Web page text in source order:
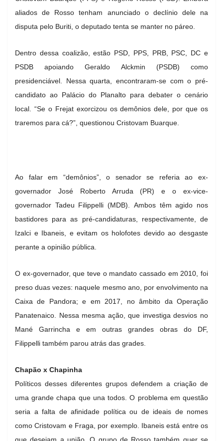
aliados de Rosso tenham anunciado o declínio dele na
disputa pelo Buriti, o deputado tenta se manter no páreo.
Dentro dessa coalizão, estão PSD, PPS, PRB, PSC, DC e
PSDB apoiando Geraldo Alckmin (PSDB) como
presidenciável. Nessa quarta, encontraram-se com o pré-
candidato ao Palácio do Planalto para debater o cenário
local. “Se o Frejat exorcizou os demônios dele, por que os
traremos para cá?”, questionou Cristovam Buarque.
Ao falar em “demônios”, o senador se referia ao ex-
governador José Roberto Arruda (PR) e o ex-vice-
governador Tadeu Filippelli (MDB). Ambos têm agido nos
bastidores para as pré-candidaturas, respectivamente, de
Izalci e Ibaneis, e evitam os holofotes devido ao desgaste
perante a opinião pública.
O ex-governador, que teve o mandato cassado em 2010, foi
preso duas vezes: naquele mesmo ano, por envolvimento na
Caixa de Pandora; e em 2017, no âmbito da Operação
Panatenaico. Nessa mesma ação, que investiga desvios no
Mané Garrincha e em outras grandes obras do DF,
Filippelli também parou atrás das grades.
Chapão x Chapinha
Políticos desses diferentes grupos defendem a criação de
uma grande chapa que una todos. O problema em questão
seria a falta de afinidade política ou de ideais de nomes
como Cristovam e Fraga, por exemplo. Ibaneis está entre os